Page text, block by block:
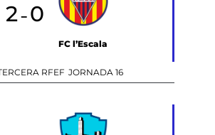
2-0
FC l’Escala
RFEF JORNADA 16